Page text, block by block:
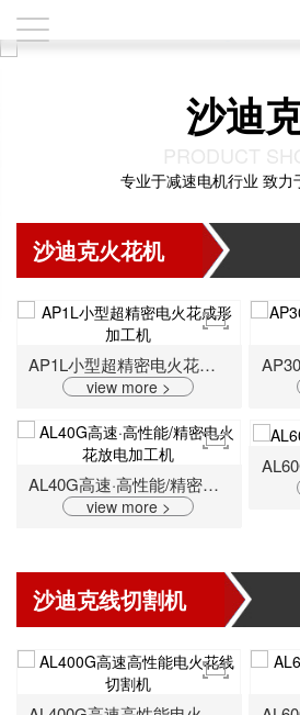
沙迪
PRODUCT
专业于减速电机行业 致力
沙迪克火花机
AP1L小型超精密电火花成形加工机
view more >
AL40G高速·高性能/精密电火花放电加工机
view more >
沙迪克线切割机